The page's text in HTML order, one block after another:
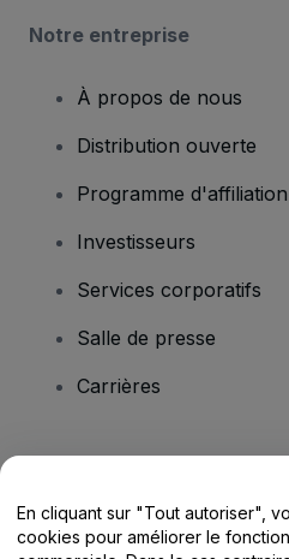
Notre entreprise
À propos de nous
Distribution ouverte
Programme d'affiliation
Investisseurs
Services corporatifs
Salle de presse
Carrières
Centre d'assistance /
En cliquant sur "Tout autoriser",
cookies pour améliorer le